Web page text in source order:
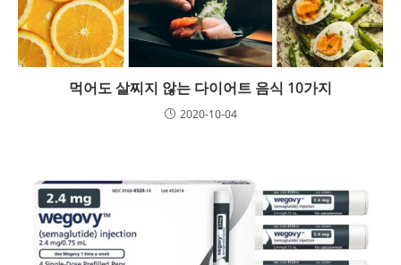
먹어도 살찌지 않는 다이어트 음식 10가지
2020-10-04